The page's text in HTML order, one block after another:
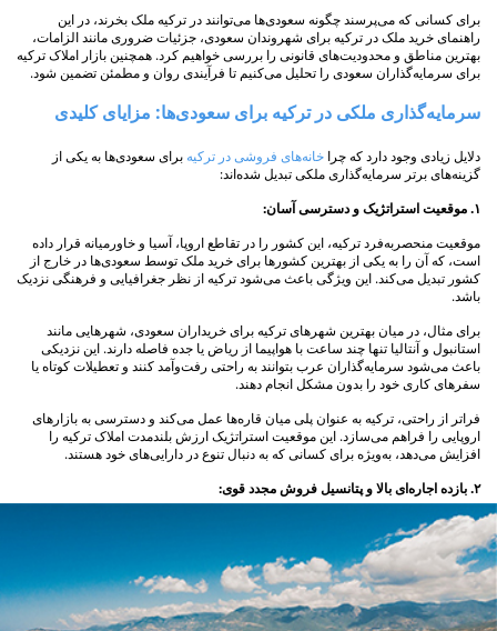
برای کسانی که می‌پرسند چگونه سعودی‌ها می‌توانند در ترکیه ملک بخرند، در این
راهنمای خرید ملک در ترکیه برای شهروندان سعودی، جزئیات ضروری مانند الزامات،
بهترین مناطق و محدودیت‌های قانونی را بررسی خواهیم کرد. همچنین بازار املاک ترکیه
برای سرمایه‌گذاران سعودی را تحلیل می‌کنیم تا فرآیندی روان و مطمئن تضمین شود.
سرمایه‌گذاری ملکی در ترکیه برای سعودی‌ها: مزایای کلیدی
دلایل زیادی وجود دارد که چرا خانه‌های فروشی در ترکیه برای سعودی‌ها به یکی از
گزینه‌های برتر سرمایه‌گذاری ملکی تبدیل شده‌اند:
۱. موقعیت استراتژیک و دسترسی آسان:
موقعیت منحصربه‌فرد ترکیه، این کشور را در تقاطع اروپا، آسیا و خاورمیانه قرار داده
است، که آن را به یکی از بهترین کشورها برای خرید ملک توسط سعودی‌ها در خارج از
کشور تبدیل می‌کند. این ویژگی باعث می‌شود ترکیه از نظر جغرافیایی و فرهنگی نزدیک
باشد.
برای مثال، در میان بهترین شهرهای ترکیه برای خریداران سعودی، شهرهایی مانند
استانبول و آنتالیا تنها چند ساعت با هواپیما از ریاض یا جده فاصله دارند. این نزدیکی
باعث می‌شود سرمایه‌گذاران عرب بتوانند به راحتی رفت‌وآمد کنند و تعطیلات کوتاه یا
سفرهای کاری خود را بدون مشکل انجام دهند.
فراتر از راحتی، ترکیه به عنوان پلی میان قاره‌ها عمل می‌کند و دسترسی به بازارهای
اروپایی را فراهم می‌سازد. این موقعیت استراتژیک ارزش بلندمدت املاک ترکیه را
افزایش می‌دهد، به‌ویژه برای کسانی که به دنبال تنوع در دارایی‌های خود هستند.
۲. بازده اجاره‌ای بالا و پتانسیل فروش مجدد قوی: